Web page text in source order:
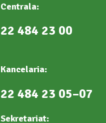
Centrala:
22 484 23 00
Kancelaria:
22 484 23 05–07
Sekretariat: